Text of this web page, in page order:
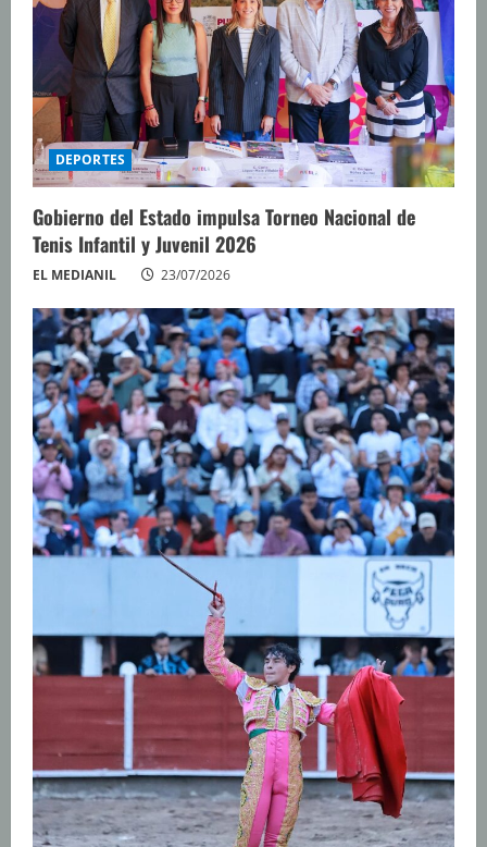
DEPORTES
Gobierno del Estado impulsa Torneo Nacional de
Tenis Infantil y Juvenil 2026
EL MEDIANIL 23/07/2026